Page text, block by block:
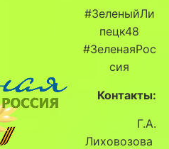
#ЗеленыйЛи
пецк48
#ЗеленаяРос
сия
Контакты:
Г.А.
Лиховозова